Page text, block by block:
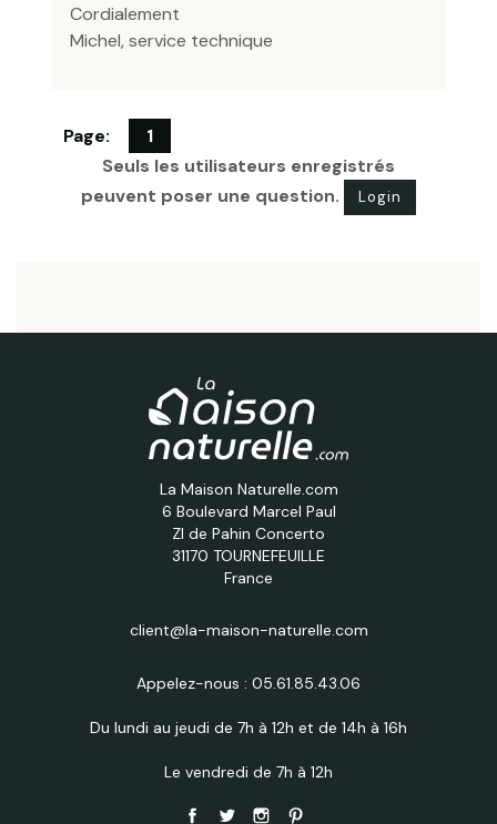
Cordialement
Michel, service technique
Page:
1
Seuls les utilisateurs enregistrés
peuvent poser une question.
Login
La Maison Naturelle.com
6 Boulevard Marcel Paul
ZI de Pahin Concerto
31170 TOURNEFEUILLE
France
client@la-maison-naturelle.com
Appelez-nous : 05.61.85.43.06
Du lundi au jeudi de 7h à 12h et de 14h à 16h
Le vendredi de 7h à 12h